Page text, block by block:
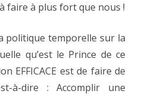
faire à plus fort que nous !
politique temporelle sur la
qu’est le Prince de ce
EFFICACE est de faire de
à-dire : Accomplir une